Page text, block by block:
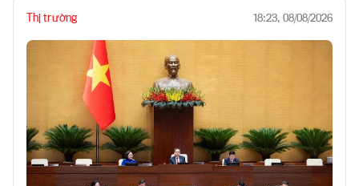
Thị trường 18:23, 08/08/2026